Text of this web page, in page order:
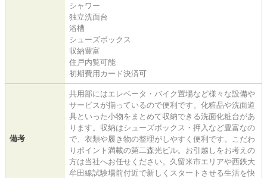
シャワー
独立洗面台
浴槽
シューズボックス
収納豊富
住戸内覧可能
初期費用カード決済可
備考
共用部にはエレベータ・バイク置場など様々な設備や
サービスが揃っているので便利です。化粧品や洗面道
具といった小物をまとめて収納できる洗面化粧台があ
ります。収納はシューズボックス・押入など豊富なの
で、衣類や履き物の整理がしやすく便利です。こだわ
りポイント満載の第二森光ビル。お引越しをお考えの
方は当社へお任せください。久留米市エリアや西鉄大
牟田線試験場前付近で新しくスタートさせる生活を快